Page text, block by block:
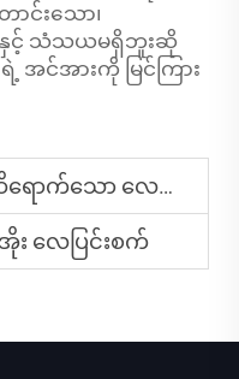
င်းသော၊
နှင့် သံသယမရှိဘူးဆို
ရဲ့ အင်အားကို မြင်ကြား
ေသွင်းခြင်း ဖြေရှင်းနည်း
း လေပြင်းစက်